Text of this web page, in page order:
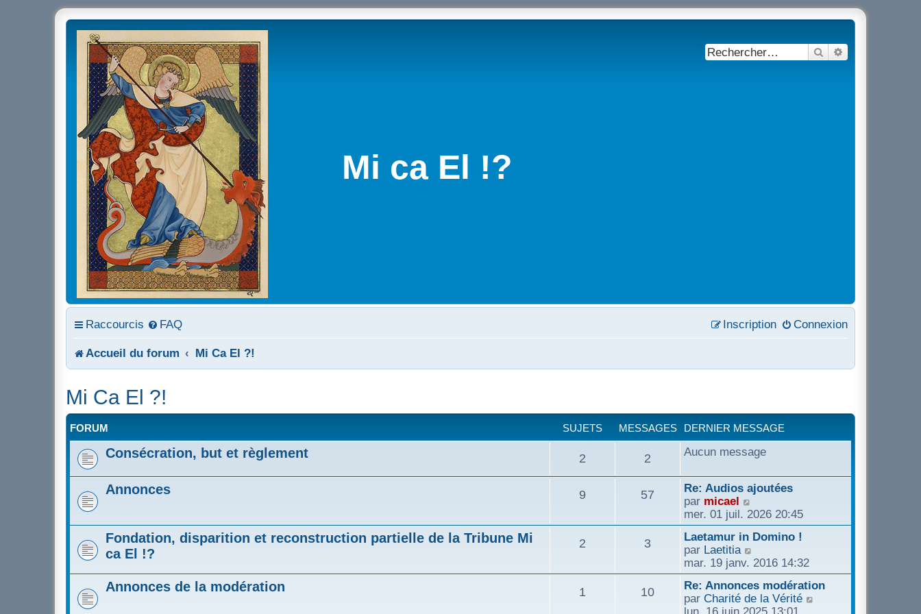
Mi ca El !?
Rechercher
Raccourcis FAQ Connexion
Inscription
Accueil du forum Mi Ca El ?!
Mi Ca El ?!
FORUM SUJETS MESSAGES DERNIER MESSAGE
Consécration, but et règlement 2 2 Aucun message
Annonces 9 57
Re: Audios ajoutées
par micael
o
n
s
u
t
e
r
mer. 01 juil. 2026 20:45
Fondation, disparition et reconstruction partielle de la Tribune Mi
ca El !?
2 3
Laetamur in Domino !
par Laetitia
o
n
s
u
mar. 19 janv. 2016 14:32
Annonces de la modération 1 10
Re: Annonces modération
par Charité de la Vérité
lun. 16 juin 2025 13:01